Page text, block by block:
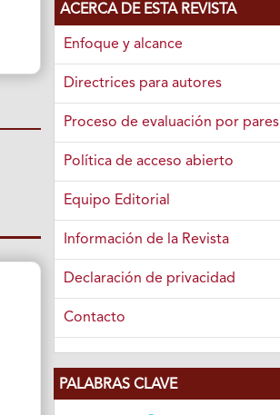
ACERCA DE ESTA REVISTA
Enfoque y alcance
Directrices para autores
Proceso de evaluación por pares
Política de acceso abierto
Equipo Editorial
Información de la Revista
Declaración de privacidad
Contacto
PALABRAS CLAVE